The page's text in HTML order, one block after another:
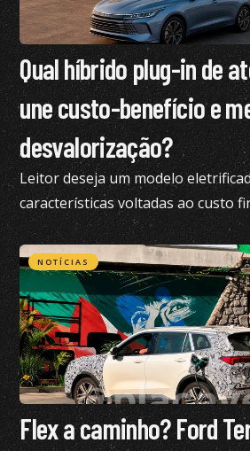
Qual híbrido plug-in de
une custo-benefício e
desvalorização?
Leitor deseja um modelo
características voltadas ao custo
produto e pediu nossa análise
NOTÍCIAS
Flex a caminho? Ford